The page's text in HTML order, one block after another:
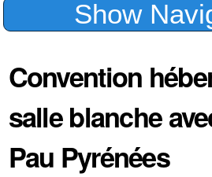
Show
Convention
salle blanche
Pau Pyrénées